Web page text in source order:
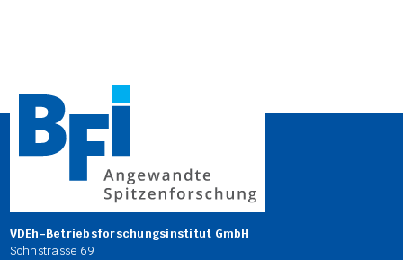
VDEh-Betriebsforschungsinstitut GmbH
Sohnstrasse 69